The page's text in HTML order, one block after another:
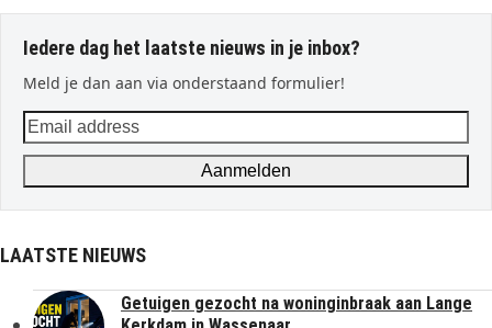
Iedere dag het laatste nieuws in je inbox?
Meld je dan aan via onderstaand formulier!
Email
address
Aanmelden
LAATSTE NIEUWS
Getuigen gezocht na woninginbraak aan Lange